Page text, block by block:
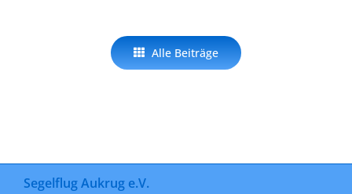
Alle Beiträge
Segelflug Aukrug e.V.